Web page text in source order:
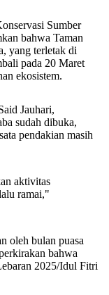
Sumber
bahwa Taman
yang terletak di
pada 20 Maret
ekosistem.
Jauhari,
sudah dibuka,
pendakian masih
aktivitas
ramai,"
oleh bulan puasa
bahwa
2025/Idul Fitri